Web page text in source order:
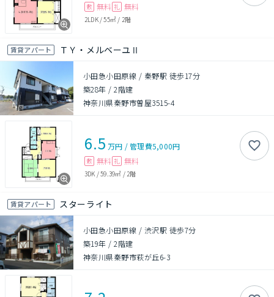
敷 無料 礼 無料
2LDK/55㎡ / 2階
賃貸アパート ＴＹ・メルベーユⅡ
小田急小田原線 / 秦野駅 徒歩17分
築28年 /2階建
神奈川県秦野市曽屋3515-4
6.5 万円 /管理費5,000円
敷 無料 礼 無料
3DK /59.39㎡ / 2階
賃貸アパート スターライト
小田急小田原線 / 渋沢駅 徒歩7分
築19年 /2階建
神奈川県秦野市萩が丘6-3